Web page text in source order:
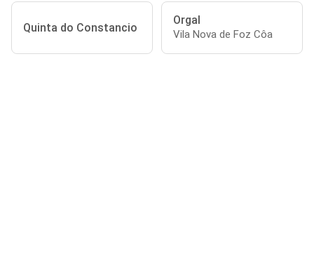
Quinta do Constancio
Orgal
Vila Nova de Foz Côa